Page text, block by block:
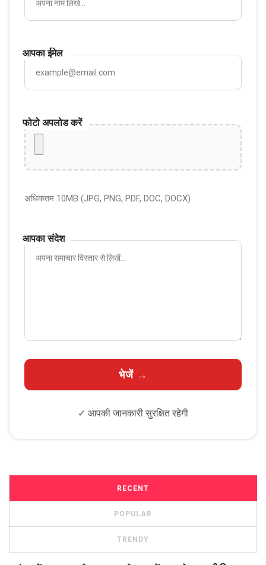
आपका ईमेल
फोटो अपलोड करें
अधिकतम 10MB (JPG, PNG, PDF, DOC, DOCX)
आपका संदेश
✓ आपकी जानकारी सुरक्षित रहेगी
RECENT
POPULAR
TRENDY